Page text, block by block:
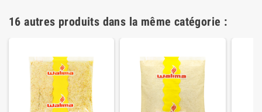
16 autres produits dans la même catégorie :